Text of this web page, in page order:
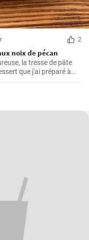
2
noix de pécan
la tresse de pâte
que j'ai préparé à
de caramel, la saveur
feuilletée font qu'il est